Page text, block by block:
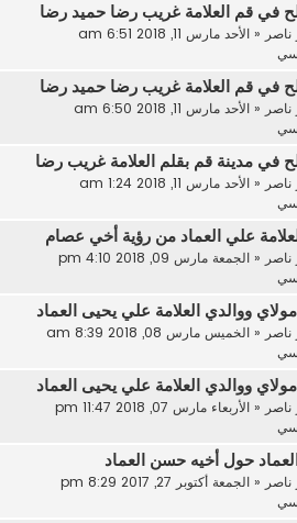
في قم العلامة غريب رضا حميد رضا
« الأحد مارس 11, 2018 6:51 am
في قم العلامة غريب رضا حميد رضا
« الأحد مارس 11, 2018 6:50 am
في مدينة قم بقلم العلامة غريب رضا
« الأحد مارس 11, 2018 1:24 am
علي العماد من رؤية أخي عصام
« الجمعة مارس 09, 2018 4:10 pm
ووالدي العلامة علي يحيى العماد
« الخميس مارس 08, 2018 8:39 am
ووالدي العلامة علي يحيى العماد
« الأربعاء مارس 07, 2018 11:47 pm
حول أخيه حسن العماد
« الجمعة أكتوبر 27, 2017 8:29 pm